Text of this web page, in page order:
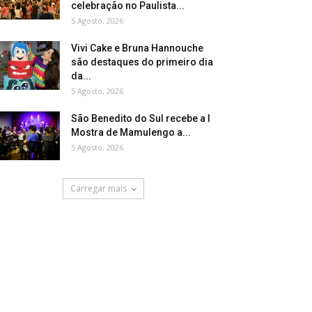
celebração no Paulista...
5 Agosto, 2026
Vivi Cake e Bruna Hannouche
são destaques do primeiro dia
da...
5 Agosto, 2026
São Benedito do Sul recebe a I
Mostra de Mamulengo a...
5 Agosto, 2026
Carregar mais